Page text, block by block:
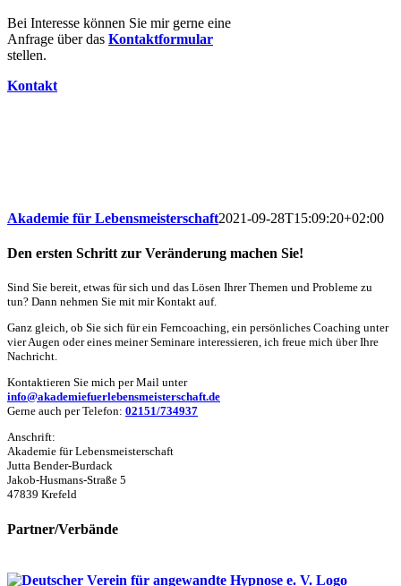
Bei Interesse können Sie mir gerne eine
Anfrage über das Kontaktformular
stellen.
Kontakt
Akademie für Lebensmeisterschaft2021-09-28T15:09:20+02:00
Den ersten Schritt zur Veränderung machen Sie!
Sind Sie bereit, etwas für sich und das Lösen Ihrer Themen und Probleme zu
tun? Dann nehmen Sie mit mir Kontakt auf.
Ganz gleich, ob Sie sich für ein Ferncoaching, ein persönliches Coaching unter
vier Augen oder eines meiner Seminare interessieren, ich freue mich über Ihre
Nachricht.
Kontaktieren Sie mich per Mail unter
info@akademiefuerlebensmeisterschaft.de
Gerne auch per Telefon: 02151/734937
Anschrift:
Akademie für Lebensmeisterschaft
Jutta Bender-Burdack
Jakob-Husmans-Straße 5
47839 Krefeld
Partner/Verbände